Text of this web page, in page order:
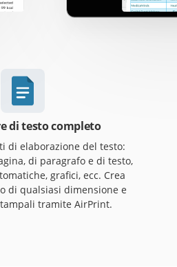
di testo completo
di elaborazione del testo:
di paragrafo e di testo,
grafici, ecc. Crea
di qualsiasi dimensione e
tramite AirPrint.